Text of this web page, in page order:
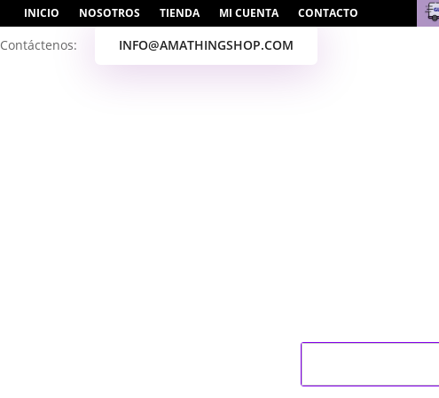
INICIO NOSOTROS TIENDA MI CUENTA CONTACTO
Contáctenos: INFO@AMATHINGSHOP.COM